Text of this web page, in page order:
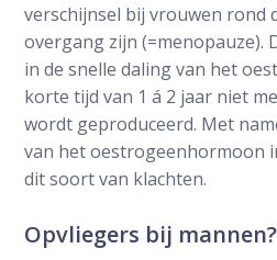
verschijnsel bij vrouwen rond
overgang zijn (=menopauze).
in de snelle daling van het
korte tijd van 1 á 2 jaar niet
wordt geproduceerd. Met
van het oestrogeenhormoon
dit soort van klachten.
Opvliegers bij mannen?